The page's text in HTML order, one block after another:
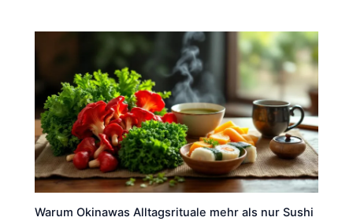
Warum Okinawas Alltagsrituale mehr als nur Sushi